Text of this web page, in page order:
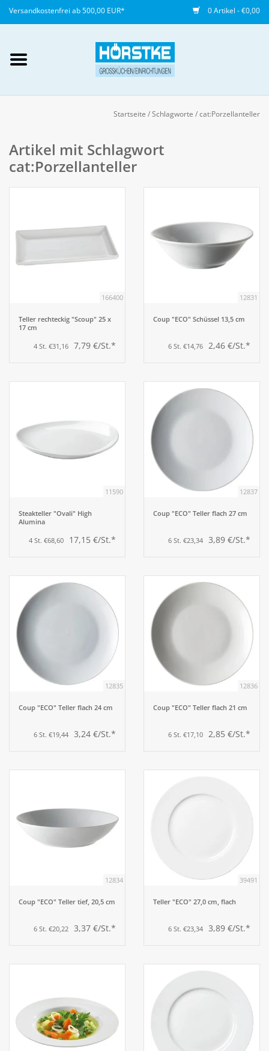
Versandkostenfrei ab 500,00 EUR* 0 Artikel - €0,00
anlegen
NEU
Buffet
Fingerfood
Bar
Berufsbekleidung
Startseite /Schlagworte /cat:Porzellanteller
Artikel mit Schlagwort
cat:Porzellanteller
166400
Teller rechteckig "Scoup" 25 x
17 cm
4 St. €31,16 7,79 €/St.*
12831
Coup "ECO" Schüssel 13,5 cm
6 St. €14,76 2,46 €/St.*
11590
Steakteller "Ovali" High
Alumina
4 St. €68,60 17,15 €/St.*
12837
Coup "ECO" Teller flach 27 cm
6 St. €23,34 3,89 €/St.*
12835
Coup "ECO" Teller flach 24 cm
6 St. €19,44 3,24 €/St.*
12836
Coup "ECO" Teller flach 21 cm
6 St. €17,10 2,85 €/St.*
12834
Coup "ECO" Teller tief, 20,5 cm
6 St. €20,22 3,37 €/St.*
39491
Teller "ECO" 27,0 cm, flach
6 St. €23,34 3,89 €/St.*